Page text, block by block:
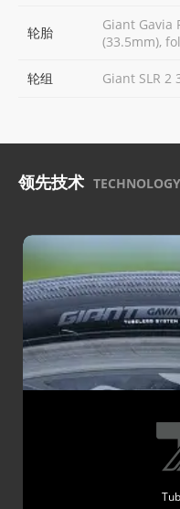
轮胎
Giant Gavia
(33.5mm),
轮组 Giant SLR 2
领先技术 TECHNOLOGY